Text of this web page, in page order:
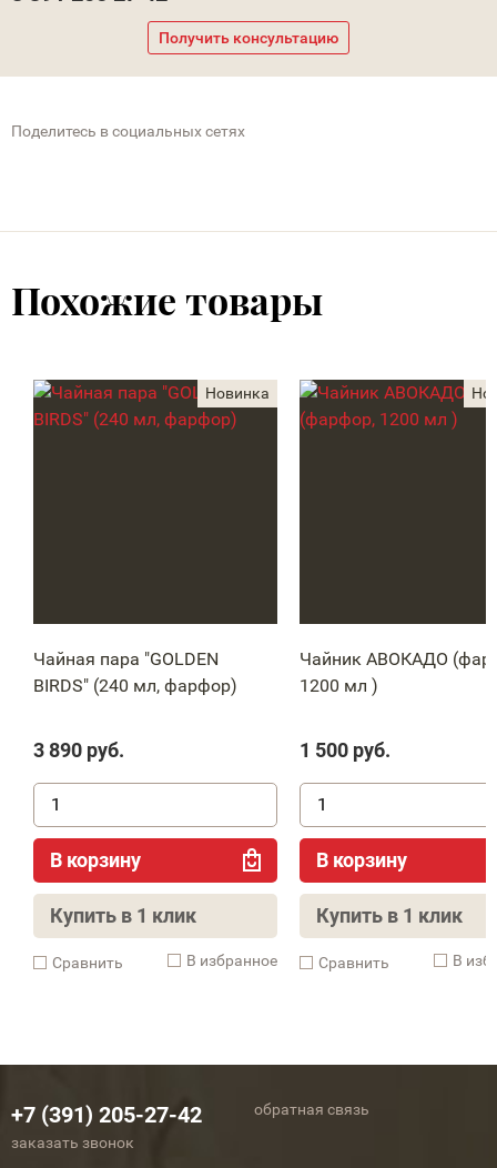
Получить консультацию
Поделитесь в социальных сетях
Похожие товары
Чайная пара "GOLDEN
BIRDS" (240 мл, фарфор)
3 890 руб.
В корзину
Купить в 1 клик
Cравнить В избранное
Чайник АВОКАДО
1200 мл )
1 500 руб.
В корзину
Купить в 1 клик
Cравнить В
+7 (391) 205-27-42
заказать звонок
обратная связь